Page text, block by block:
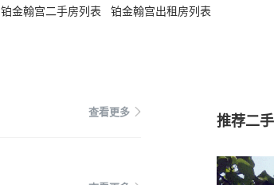
铂金翰宫二手房列表 铂金翰宫出租房列表
查看更多
推荐二